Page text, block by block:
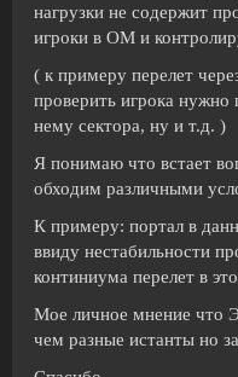
нагрузки не содержит
игроки в ОМ и
( к примеру перелет
проверить игрока
нему сектора, ну и т.д. )
Я понимаю что встает
обходим различными
К примеру: портал в
ввиду нестабильности
континиума перелет в
Мое личное мнение что
чем разные истанты но